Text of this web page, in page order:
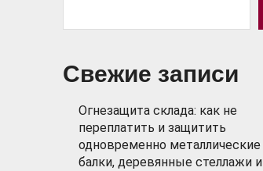
Свежие записи
Огнезащита склада: как не
переплатить и защитить
одновременно металлические
балки, деревянные стеллажи и